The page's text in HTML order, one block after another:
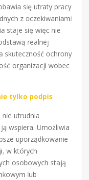
się utraty pracy
z oczekiwaniami
staje się więc nie
realnej
skuteczność ochrony
organizacji wobec
tylko podpis
utrudnia
wspiera. Umożliwia
uporządkowanie
w których
osobowych stają
lub